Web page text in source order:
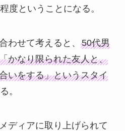
度ということになる。
わせて考えると、 50代男
かなり限られた友人と、
いをする」というスタイ
。
ディアに取り上げられて